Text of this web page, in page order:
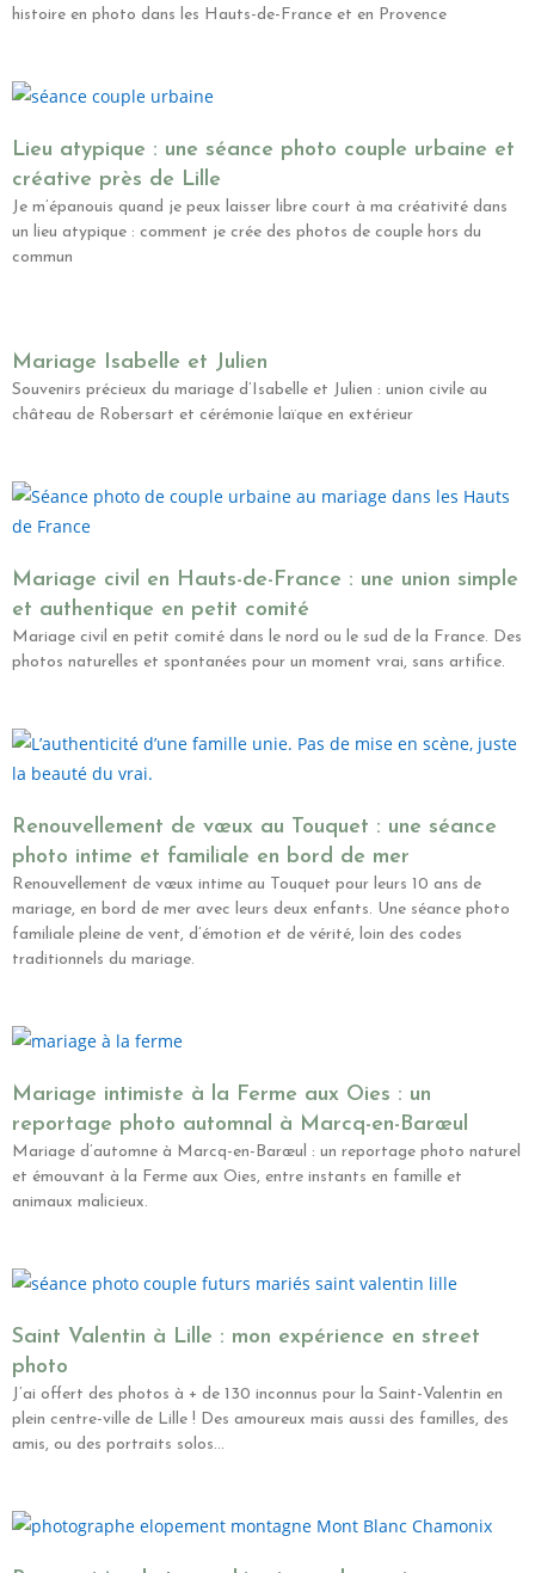
histoire en photo dans les Hauts-de-France et en Provence
Lieu atypique : une séance photo couple urbaine et
créative près de Lille
Je m’épanouis quand je peux laisser libre court à ma créativité dans
un lieu atypique : comment je crée des photos de couple hors du
commun
Mariage Isabelle et Julien
Souvenirs précieux du mariage d’Isabelle et Julien : union civile au
château de Robersart et cérémonie laïque en extérieur
Mariage civil en Hauts-de-France : une union simple
et authentique en petit comité
Mariage civil en petit comité dans le nord ou le sud de la France. Des
photos naturelles et spontanées pour un moment vrai, sans artifice.
Renouvellement de vœux au Touquet : une séance
photo intime et familiale en bord de mer
Renouvellement de vœux intime au Touquet pour leurs 10 ans de
mariage, en bord de mer avec leurs deux enfants. Une séance photo
familiale pleine de vent, d’émotion et de vérité, loin des codes
traditionnels du mariage.
Mariage intimiste à la Ferme aux Oies : un
reportage photo automnal à Marcq-en-Barœul
Mariage d’automne à Marcq-en-Barœul : un reportage photo naturel
et émouvant à la Ferme aux Oies, entre instants en famille et
animaux malicieux.
Saint Valentin à Lille : mon expérience en street
photo
J’ai offert des photos à + de 130 inconnus pour la Saint-Valentin en
plein centre-ville de Lille ! Des amoureux mais aussi des familles, des
amis, ou des portraits solos…